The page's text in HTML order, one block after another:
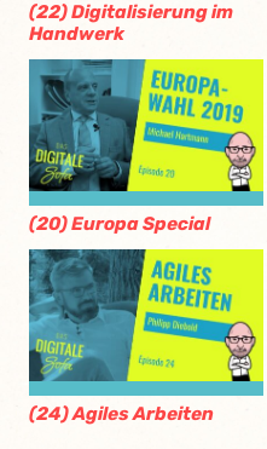
(22) Digitalisierung im
Handwerk
(20) Europa Special
(24) Agiles Arbeiten